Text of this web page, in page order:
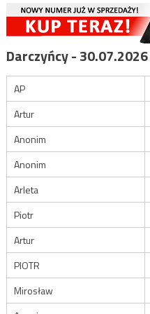
Darczyńcy - 30.07.2026
AP
Artur
Anonim
Anonim
Arleta
Piotr
Artur
PIOTR
Mirosław